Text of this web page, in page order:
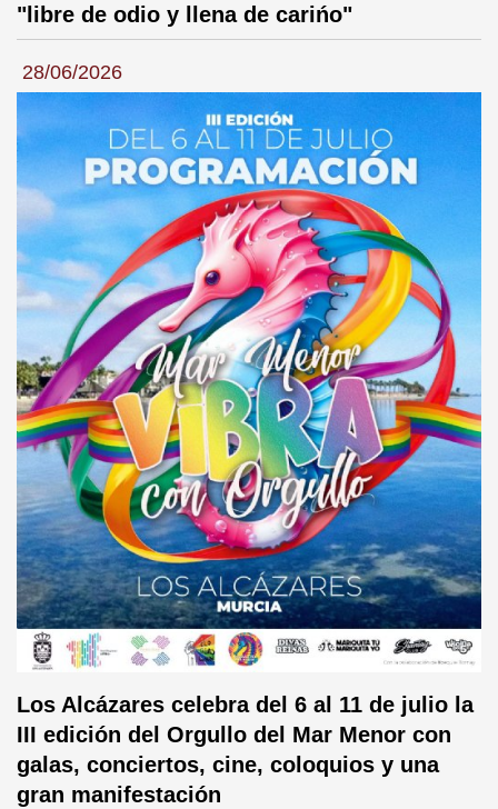
"libre de odio y llena de carińo"
28/06/2026
Los Alcázares celebra del 6 al 11 de julio la
III edición del Orgullo del Mar Menor con
galas, conciertos, cine, coloquios y una
gran manifestación